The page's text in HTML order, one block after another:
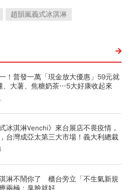
趙韻嵐義式冰淇淋
！普發一萬「現金放大優惠」59元就
、大薯、焦糖奶茶…5大好康收起來
冰淇淋Venchi》來台展店不畏疫情，
台灣成亞太第三大市場！義大利總裁
淋不鬧你了 櫃台旁立「不生氣新規
兩極：臭臉就好